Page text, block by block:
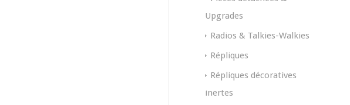
Upgrades
Radios & Talkies-Walkies
Répliques
Répliques décoratives
inertes